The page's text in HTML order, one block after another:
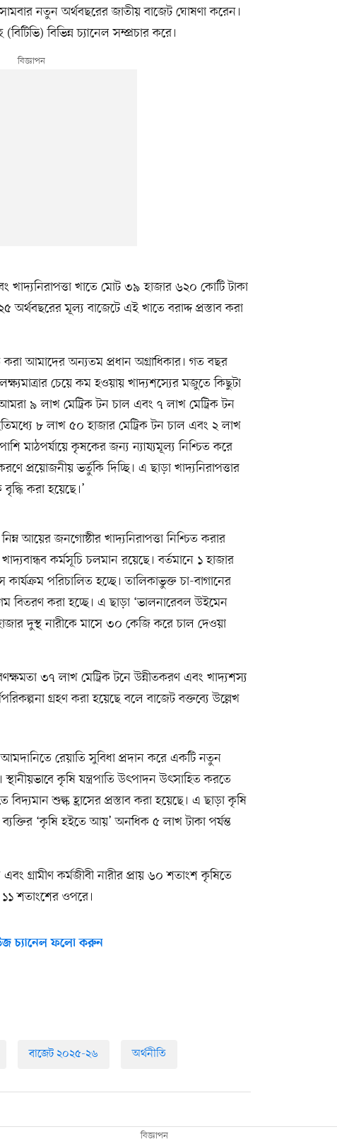
নতুন অর্থবছরের জাতীয় বাজেট ঘোষণা করেন।
বিভিন্ন চ্যানেল সম্প্রচার করে।
খাতে মোট ৩৯ হাজার ৬২০ কোটি টাকা
অর্থবছরের মূল্য বাজেটে এই খাতে বরাদ্দ প্রস্তাব করা
করা আমাদের অন্যতম প্রধান অগ্রাধিকার। গত বছর
চেয়ে কম হওয়ায় খাদ্যশস্যের মজুতে কিছুটা
৯ লাখ মেট্রিক টন চাল এবং ৭ লাখ মেট্রিক টন
৮ লাখ ৫০ হাজার মেট্রিক টন চাল এবং ২ লাখ
মাঠপর্যায়ে কৃষকের জন্য ন্যায্যমূল্য নিশ্চিত করে
প্রয়োজনীয় ভর্তুকি দিচ্ছি। এ ছাড়া খাদ্যনিরাপত্তার
করা হয়েছে।’
আয়ের জনগোষ্ঠীর খাদ্যনিরাপত্তা নিশ্চিত করার
কর্মসূচি চলমান রয়েছে। বর্তমানে ১ হাজার
পরিচালিত হচ্ছে। তালিকাভুক্ত চা-বাগানের
বিতরণ করা হচ্ছে। এ ছাড়া ‘ভালনারেবল উইমেন
দুস্থ নারীকে মাসে ৩০ কেজি করে চাল দেওয়া
৩৭ লাখ মেট্রিক টনে উন্নীতকরণ এবং খাদ্যশস্য
গ্রহণ করা হয়েছে বলে বাজেট বক্তব্যে উল্লেখ
আমদানিতে রেয়াতি সুবিধা প্রদান করে একটি নতুন
স্থানীয়ভাবে কৃষি যন্ত্রপাতি উৎপাদন উৎসাহিত করতে
বিদ্যমান শুল্ক হ্রাসের প্রস্তাব করা হয়েছে। এ ছাড়া কৃষি
‘কৃষি হইতে আয়’ অনধিক ৫ লাখ টাকা পর্যন্ত
গ্রামীণ কর্মজীবী নারীর প্রায় ৬০ শতাংশ কৃষিতে
শতাংশের ওপরে।
চ্যানেল ফলো করুন
বাজেট ২০২৫-২৬ অর্থনীতি